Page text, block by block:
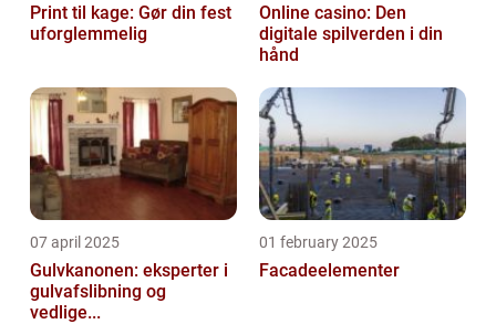
Print til kage: Gør din fest
uforglemmelig
Online casino: Den
digitale spilverden i din
hånd
07 april 2025
Gulvkanonen: eksperter i
gulvafslibning og
vedlige...
01 february 2025
Facadeelementer